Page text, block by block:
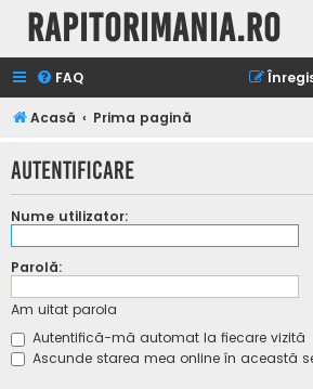
Rapitorimania.ro
FAQ
Acasă Prima pagină
Autentificare
Nume utilizator:
Parolă:
Am uitat parola
Autentifică-mă automat la fiecare vizită
Ascunde starea mea online în această